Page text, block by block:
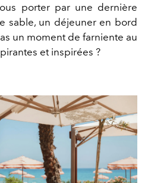
porter par une dernière
sable, un déjeuner en bord
un moment de farniente au
et inspirées ?